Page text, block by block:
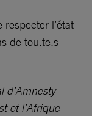
l’état
de tou.te.s
d’Amnesty
et l’Afrique